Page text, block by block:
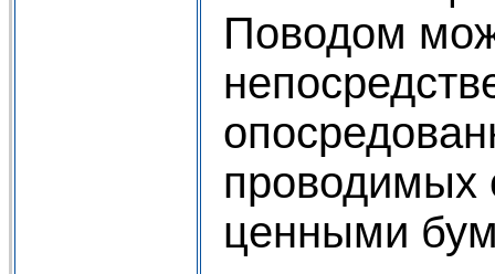
Поводом
проводимых
ценными